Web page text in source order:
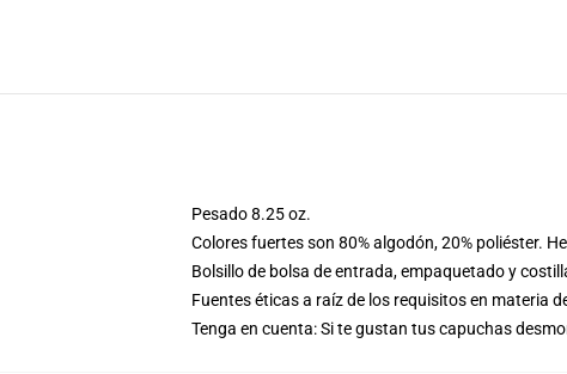
Pesado 8.25 oz.
Colores fuertes son 80% algodón, 20% poliéster.
Bolsillo de bolsa de entrada, empaquetado y
Fuentes éticas a raíz de los requisitos en materia
Tenga en cuenta: Si te gustan tus capuchas